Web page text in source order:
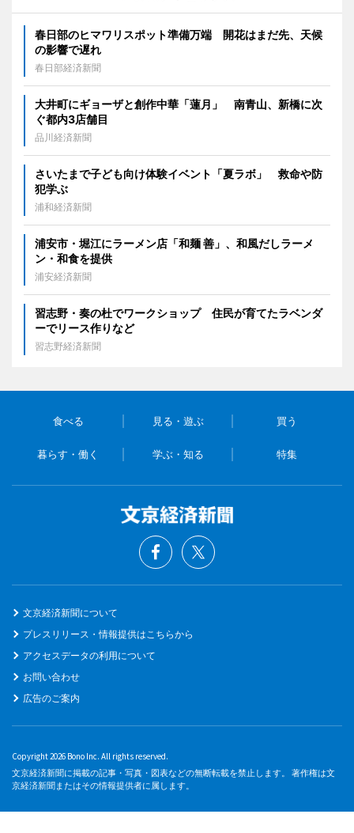
春日部のヒマワリスポット準備万端 開花はまだ先、天候
の影響で遅れ
春日部経済新聞
大井町にギョーザと創作中華「蓮月」 南青山、新橋に次
ぐ都内3店舗目
品川経済新聞
さいたまで子ども向け体験イベント「夏ラボ」 救命や防
犯学ぶ
浦和経済新聞
浦安市・堀江にラーメン店「和麺 善」、和風だしラーメ
ン・和食を提供
浦安経済新聞
習志野・奏の杜でワークショップ 住民が育てたラベンダ
ーでリース作りなど
習志野経済新聞
食べる 見る・遊ぶ 買う
暮らす・働く 学ぶ・知る 特集
文京経済新聞について
プレスリリース・情報提供はこちらから
アクセスデータの利用について
お問い合わせ
広告のご案内
Copyright 2026 Bono Inc. All rights reserved.
文京経済新聞に掲載の記事・写真・図表などの無断転載を禁止します。 著作権は文
京経済新聞またはその情報提供者に属します。